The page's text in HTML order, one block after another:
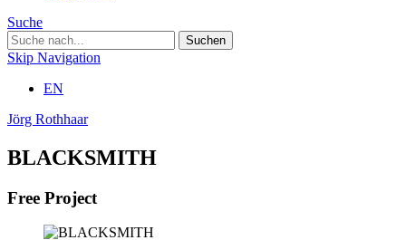
Suche
Skip Navigation
EN
Jörg Rothhaar
BLACKSMITH
Free Project